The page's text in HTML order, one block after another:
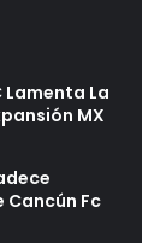
La
MX
Cancún Fc